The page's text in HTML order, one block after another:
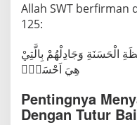
Allah SWT berfirman
125:
الْحَسَنَةِ وَجَادِلْهُمْ بِالَّتِيْ
هِيَ اَحْسَنُۗ
Pentingnya
Dengan Tutur